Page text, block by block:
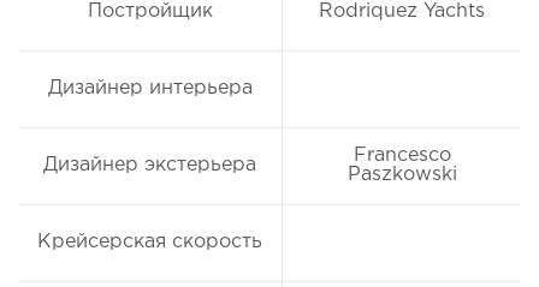
Постройщик Rodriquez Yachts
Дизайнер интерьера
Дизайнер экстерьера
Francesco
Paszkowski
Крейсерская скорость